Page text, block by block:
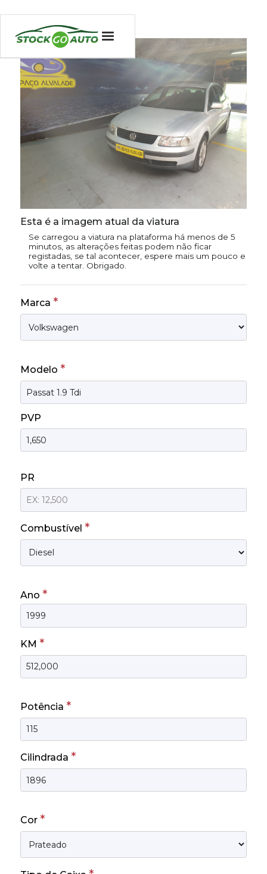
Esta é a imagem atual da viatura
Se carregou a viatura na plataforma há menos de 5
minutos, as alterações feitas podem não ficar
registadas, se tal acontecer, espere mais um pouco e
volte a tentar. Obrigado.
Marca *
Modelo *
PVP
PR
Combustível *
Ano *
KM *
Potência *
Cilindrada *
Cor *